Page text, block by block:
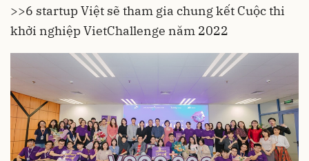
>>6 startup Việt sẽ tham gia chung kết Cuộc thi
khởi nghiệp VietChallenge năm 2022